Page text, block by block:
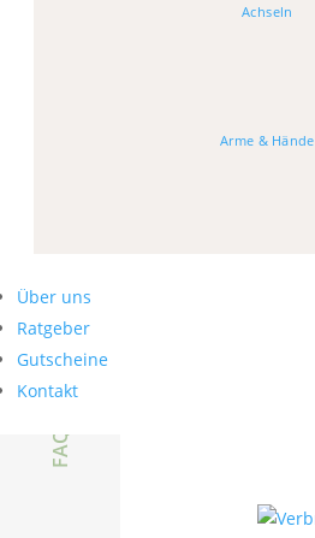
Achseln
Arme & Hände
Über uns
Ratgeber
Gutscheine
Kontakt
FAQ